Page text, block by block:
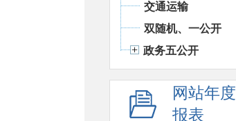
交通运输
双随机、一公开
政务五公开
网站年度
报表